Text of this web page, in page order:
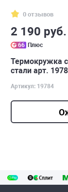
0 отзывов
2 190 руб.
66 Плюс
Термокружка
стали арт.
Артикул: 19784